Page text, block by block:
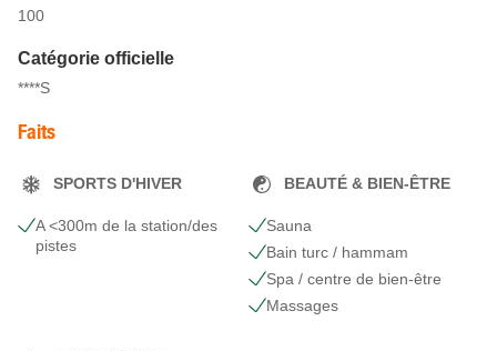
100
Catégorie officielle
****S
Faits
SPORTS D'HIVER
A <300m de la station/des
pistes
BEAUTÉ & BIEN-ÊTRE
Sauna
Bain turc / hammam
Spa / centre de bien-être
Massages